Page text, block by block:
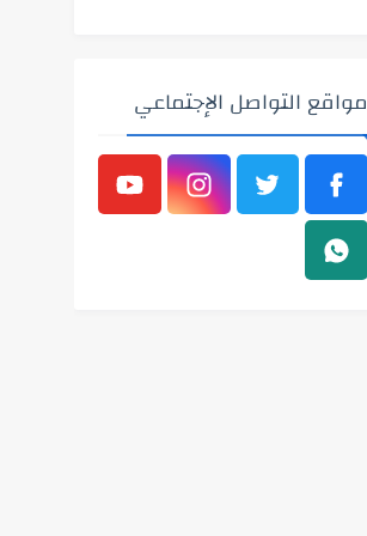
مواقع التواصل الإجتماعي